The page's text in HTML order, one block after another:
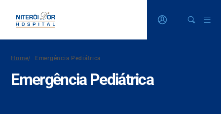
Home/ Emergência Pediátrica
Emergência Pediátrica